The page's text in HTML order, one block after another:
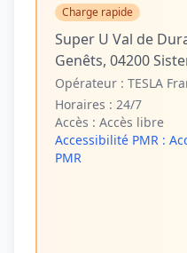
Charge rapide
Super U Val de
Genêts, 04200
Opérateur : TESLA
Horaires : 24/7
Accès : Accès libre
Accessibilité PMR :
PMR